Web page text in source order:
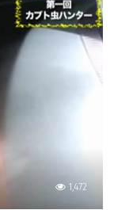
1,472